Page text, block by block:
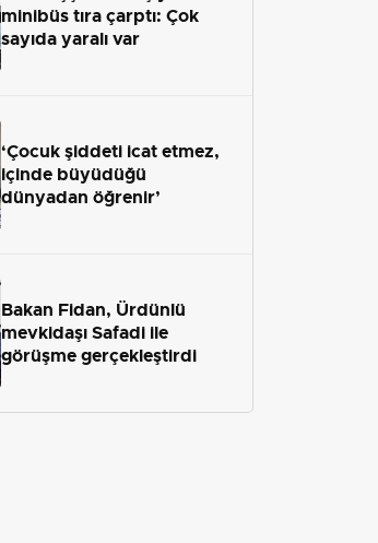
minibüs tıra çarptı: Çok
sayıda yaralı var
‘Çocuk şiddeti icat etmez,
içinde büyüdüğü
dünyadan öğrenir’
Bakan Fidan, Ürdünlü
mevkidaşı Safadi ile
görüşme gerçekleştirdi